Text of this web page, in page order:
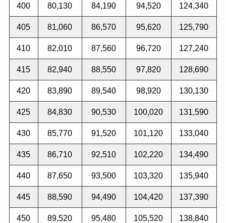
400 80,130 84,190 94,520 124,340
405 81,060 86,570 95,620 125,790
410 82,010 87,560 96,720 127,240
415 82,940 88,550 97,820 128,690
420 83,890 89,540 98,920 130,130
425 84,830 90,530 100,020 131,590
430 85,770 91,520 101,120 133,040
435 86,710 92,510 102,220 134,490
440 87,650 93,500 103,320 135,940
445 88,590 94,490 104,420 137,390
450 89,520 95,480 105,520 138,840